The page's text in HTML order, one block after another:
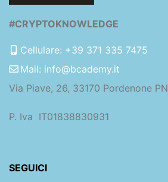
#CRYPTOKNOWLEDGE
Cellulare: +39 371 335 7475
Mail: info@bcademy.it
Via Piave, 26, 33170 Pordenone PN
P. Iva IT01838830931
SEGUICI